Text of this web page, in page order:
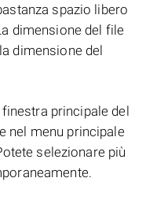
spazio libero
dimensione del file
dimensione del
principale del
nel menu principale
selezionare più